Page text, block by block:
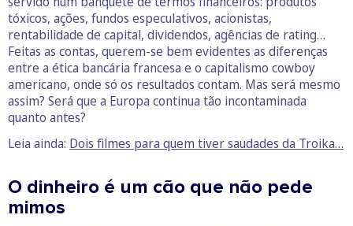
tóxicos, ações, fundos especulativos, acionistas,
rentabilidade de capital, dividendos, agências de rating…
Feitas as contas, querem-se bem evidentes as diferenças
entre a ética bancária francesa e o capitalismo cowboy
americano, onde só os resultados contam. Mas será mesmo
assim? Será que a Europa continua tão incontaminada
quanto antes?
Leia ainda: Dois filmes para quem tiver saudades da Troika…
O dinheiro é um cão que não pede
mimos